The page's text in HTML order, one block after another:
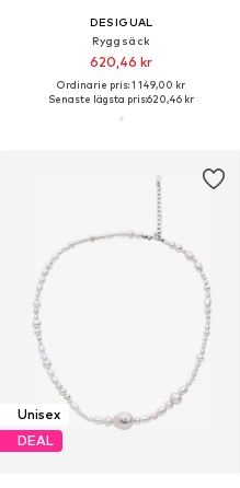
DESIGUAL
Ryggsäck
620,46 kr
Ordinarie pris: 1 149,00 kr
Senaste lägsta pris:620,46 kr
Unisex
DEAL